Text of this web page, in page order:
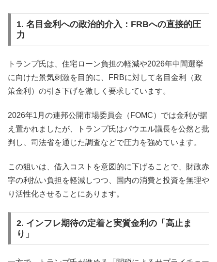
1. 名目金利への政治的介入：FRBへの直接的圧
力
トランプ氏は、住宅ローン負担の軽減や2026年中間選挙
に向けた景気刺激を目的に、FRBに対して名目金利（政
策金利）の引き下げを激しく要求しています。
2026年1月の連邦公開市場委員会（FOMC）では金利が据
え置かれましたが、トランプ氏はパウエル議長を公然と批
判し、司法省を通じた調査などで圧力を強めています。
この狙いは、借入コストを意図的に下げることで、財政赤
字の利払い負担を軽減しつつ、国内の消費と投資を無理や
り活性化させることにあります。
2. インフレ期待の定着と実質金利の「高止ま
り」